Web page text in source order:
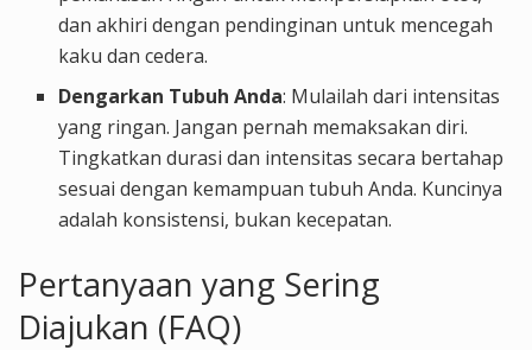
dan akhiri dengan pendinginan untuk mencegah
kaku dan cedera.
Dengarkan Tubuh Anda: Mulailah dari intensitas
yang ringan. Jangan pernah memaksakan diri.
Tingkatkan durasi dan intensitas secara bertahap
sesuai dengan kemampuan tubuh Anda. Kuncinya
adalah konsistensi, bukan kecepatan.
Pertanyaan yang Sering
Diajukan (FAQ)